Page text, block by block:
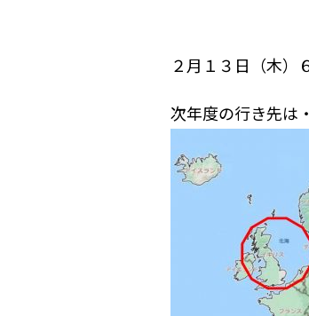
２月１３日（木）
次年度の行き先は